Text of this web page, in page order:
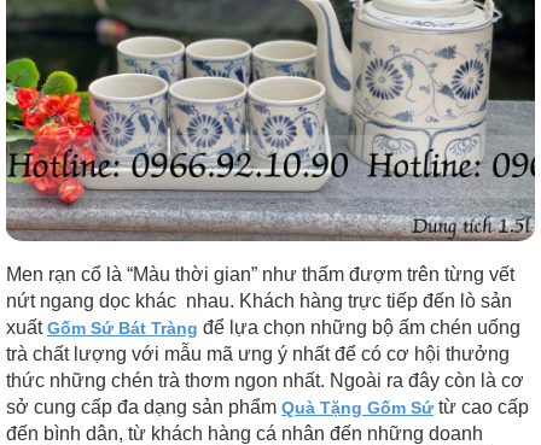
Men rạn cổ là “Màu thời gian” như thấm đượm trên từng vết
nứt ngang dọc khác nhau. Khách hàng trực tiếp đến lò sản
xuấtGốm Sứ Bát Tràng để lựa chọn những bộ ấm chén uống
trà chất lượng với mẫu mã ưng ý nhất để có cơ hội thưởng
thức những chén trà thơm ngon nhất. Ngoài ra đây còn là cơ
sở cung cấp đa dạng sản phẩm Quà Tặng Gốm Sứtừ cao cấp
đến bình dân, từ khách hàng cá nhân đến những doanh